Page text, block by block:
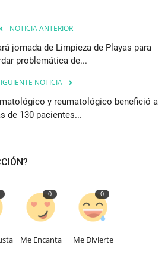
NOTICIA ANTERIOR
jornada de Limpieza de Playas para
problemática de...
NOTICIA
y reumatológico benefició a
de 130 pacientes...
0
Me Encanta
0
Me Divierte